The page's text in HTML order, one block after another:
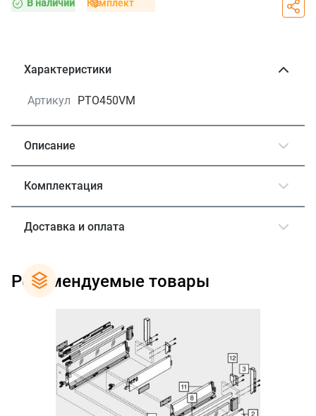
В наличии Комплект
Характеристики
Артикул PTO450VM
Описание
Комплектация
Доставка и оплата
Рекомендуемые товары